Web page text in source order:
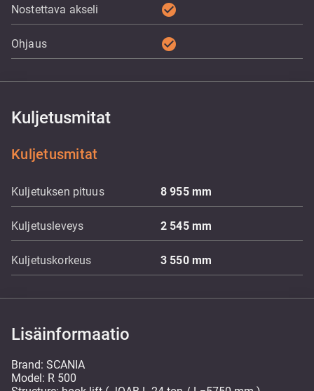
Nostettava akseli check_circle
Ohjaus check_circle
Kuljetusmitat
Kuljetusmitat
Kuljetuksen pituus 8 955 mm
Kuljetusleveys 2 545 mm
Kuljetuskorkeus 3 550 mm
Lisäinformaatio
Brand: SCANIA
Model: R 500